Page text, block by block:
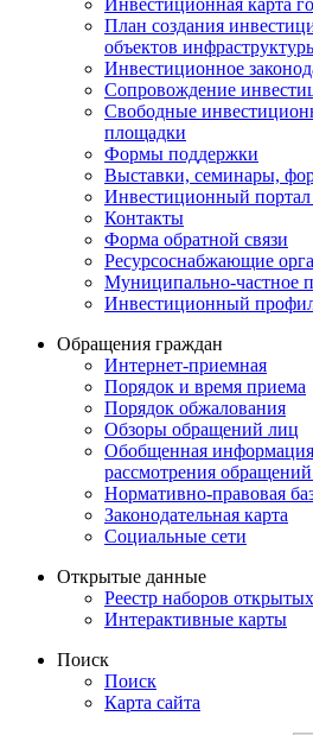
План создания
объектов
Инвестиционное
Сопровождение
Свободные
площадки
Формы поддержки
Выставки, семинары,
Инвестиционный портал
Контакты
Форма обратной связи
Ресурсоснабжающие
Муниципально-частное
Инвестиционный
Обращения граждан
Интернет-приемная
Порядок и время приема
Порядок обжалования
Обзоры обращений лиц
Обобщенная информация
рассмотрения
Нормативно-правовая
Законодательная карта
Социальные сети
Открытые данные
Реестр наборов
Интерактивные карты
Поиск
Поиск
Карта сайта